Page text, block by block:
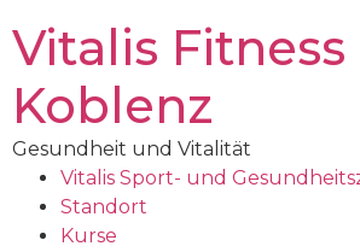
Vitalis Fitness
Koblenz
Gesundheit und Vitalität
Vitalis Sport- und
Standort
Kurse